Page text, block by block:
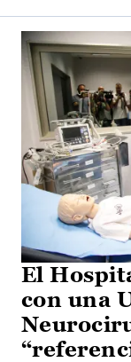
El
con una